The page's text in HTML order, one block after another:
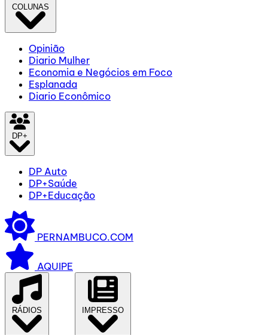
COLUNAS
Opinião
Diario Mulher
Economia e Negócios em Foco
Esplanada
Diario Econômico
DP+
DP Auto
DP+Saúde
DP+Educação
PERNAMBUCO.COM
AQUIPE
RÁDIOS IMPRESSO